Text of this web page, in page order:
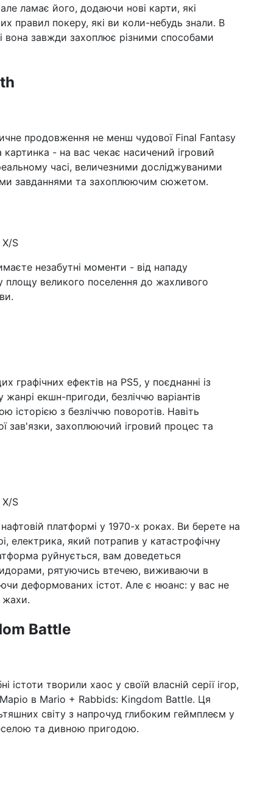
ламає його, додаючи нові карти, які
правил покеру, які ви коли-небудь знали. В
вона завжди захоплює різними способами
продовження не менш чудової Final Fantasy
- на вас чекає насичений ігровий
часі, величезними досліджуваними
завданнями та захоплюючим сюжетом.
X/S
незабутні моменти - від нападу
площу великого поселення до жахливого
графічних ефектів на PS5, у поєднанні із
екшн-пригоди, безліччю варіантів
історією з безліччю поворотів. Навіть
зав'язки, захоплюючий ігровий процес та
X/S
платформі у 1970-х роках. Ви берете на
електрика, який потрапив у катастрофічну
руйнується, вам доведеться
рятуючись втечею, виживаючи в
деформованих істот. Але є нюанс: у вас не
жахи.
Battle
істоти творили хаос у своїй власній серії ігор,
в Mario + Rabbids: Kingdom Battle. Ця
світу з напрочуд глибоким геймплеєм у
та дивною пригодою.